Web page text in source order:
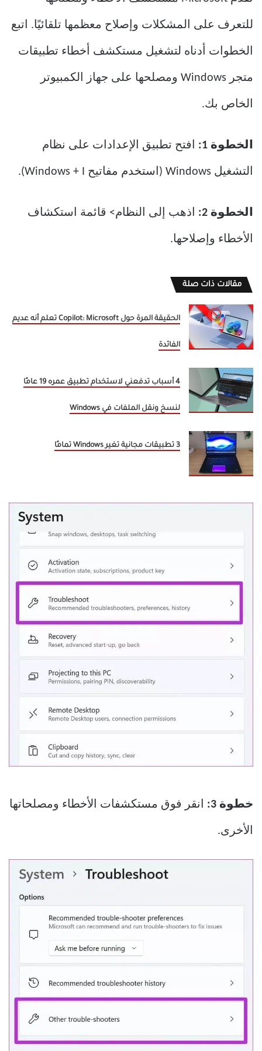
للتعرف على المشكلات وإصلاح معظمها تلقائيًا. اتبع
الخطوات أدناه لتشغيل مستكشف أخطاء تطبيقات
متجر Windows ومصلحها على جهاز الكمبيوتر
الخاص بك.
الخطوة 1: افتح تطبيق الإعدادات على نظام
التشغيل Windows (استخدم مفاتيح Windows + I).
الخطوة 2: اذهب إلى النظام> قائمة استكشاف
الأخطاء وإصلاحها.
مقالات ذات صلة
الحقيقة المرة حول Copilot: Microsoft تعلم أنه عديم
الفائدة
4 أسباب تدفعني لاستخدام تطبيق عمره 19 عامًا
لنسخ ونقل الملفات في Windows
3 تطبيقات مجانية تغير Windows تمامًا
خطوة 3: انقر فوق مستكشفات الأخطاء ومصلحاتها
الأخرى.